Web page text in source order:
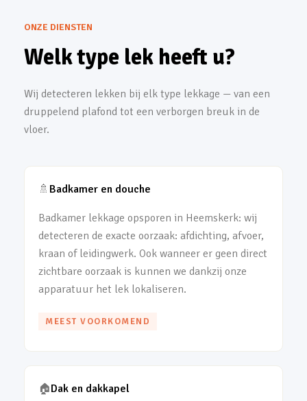
ONZE DIENSTEN
Welk type lek heeft u?
Wij detecteren lekken bij elk type lekkage — van een
druppelend plafond tot een verborgen breuk in de
vloer.
🚿 Badkamer en douche
Badkamer lekkage opsporen in Heemskerk: wij
detecteren de exacte oorzaak: afdichting, afvoer,
kraan of leidingwerk. Ook wanneer er geen direct
zichtbare oorzaak is kunnen we dankzij onze
apparatuur het lek lokaliseren.
MEEST VOORKOMEND
🏠Dak en dakkapel